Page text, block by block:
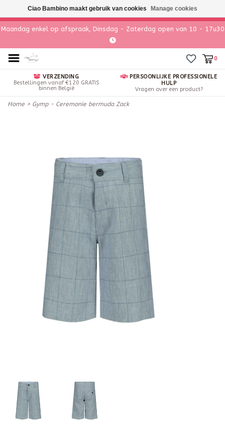
Maandag enkel op afspraak, Dinsdag - Zaterdag open van 10 - 17u30
0
VERZENDING
Bestellingen vanaf €120 GRATIS
binnen België
PERSOONLIJKE PROFESSIONELE
HULP
Vragen over een product?
Home > Gymp - Ceremonie bermuda Zack
Ciao Bambino maakt gebruik van cookies Manage cookies